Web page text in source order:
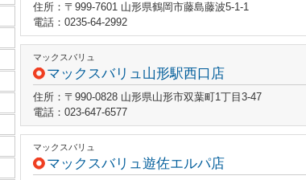
住所：〒999-7601 山形県鶴岡市藤島藤波5-1-1
電話：0235-64-2992
マックスバリュ
マックスバリュ山形駅西口店
住所：〒990-0828 山形県山形市双葉町1丁目3-47
電話：023-647-6577
マックスバリュ
マックスバリュ遊佐エルパ店